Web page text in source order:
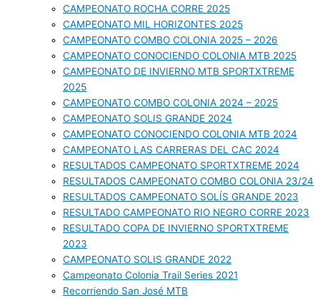
CAMPEONATO ROCHA CORRE 2025
CAMPEONATO MIL HORIZONTES 2025
CAMPEONATO COMBO COLONIA 2025 – 2026
CAMPEONATO CONOCIENDO COLONIA MTB 2025
CAMPEONATO DE INVIERNO MTB SPORTXTREME
2025
CAMPEONATO COMBO COLONIA 2024 – 2025
CAMPEONATO SOLIS GRANDE 2024
CAMPEONATO CONOCIENDO COLONIA MTB 2024
CAMPEONATO LAS CARRERAS DEL CAC 2024
RESULTADOS CAMPEONATO SPORTXTREME 2024
RESULTADOS CAMPEONATO COMBO COLONIA 23/24
RESULTADOS CAMPEONATO SOLÍS GRANDE 2023
RESULTADO CAMPEONATO RIO NEGRO CORRE 2023
RESULTADO COPA DE INVIERNO SPORTXTREME
2023
CAMPEONATO SOLIS GRANDE 2022
Campeonato Colonia Trail Series 2021
Recorriendo San José MTB